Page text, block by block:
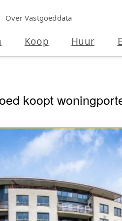
Over Vastgoeddata
Koop Huur
koopt